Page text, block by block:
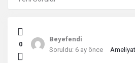
Kullanıcı
Yorumları
0
Beyefendi
Soruldu: 6 ay önce Ameliyat